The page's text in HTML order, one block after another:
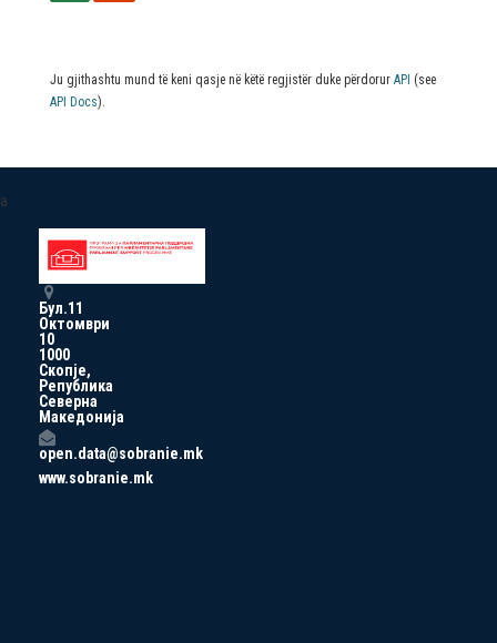
Ju gjithashtu mund të keni qasje në këtë regjistër duke përdorur API (see
API Docs).
a
Бул.11
Октомври
10
1000
Скопје,
Република
Северна
Македонија
open.data@sobranie.mk
www.sobranie.mk